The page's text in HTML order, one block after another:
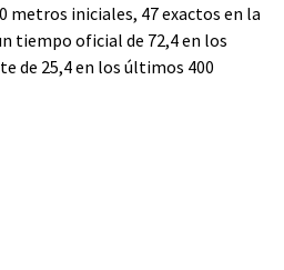
metros iniciales, 47 exactos en la
tiempo oficial de 72,4 en los
de 25,4 en los últimos 400